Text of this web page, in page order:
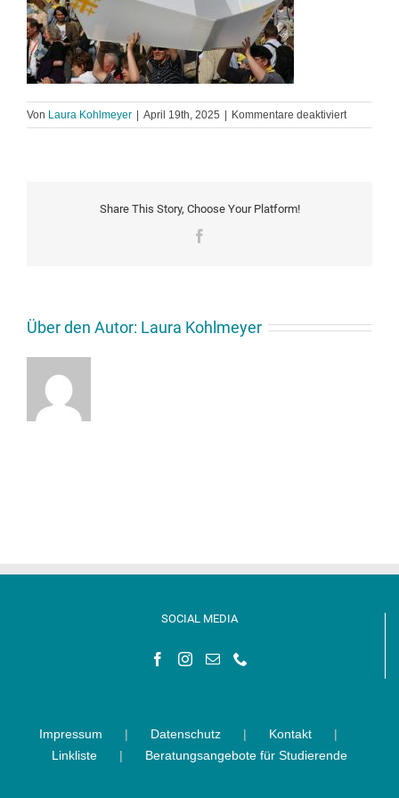
Von Laura Kohlmeyer | April 19th, 2025 | Kommentare deaktiviertfür
Share This Story, Choose Your Platform!
Über den Autor: Laura Kohlmeyer
SOCIAL MEDIA
Impressum Datenschutz
Kontakt
Linkliste
Beratungsangebote für Studierende